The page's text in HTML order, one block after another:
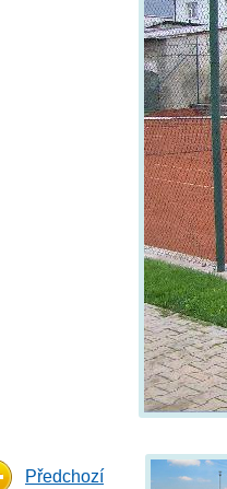
Předchozí